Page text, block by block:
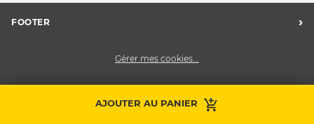
AJOUTER AU PANIER
FOOTER ›
Midas Recrute
Gérer mes cookies...
Prendre RDV